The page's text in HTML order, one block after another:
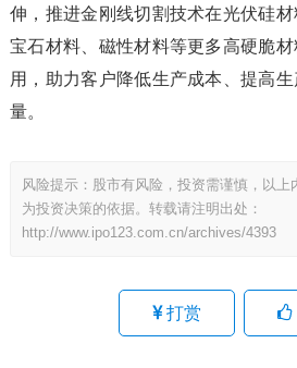
伸，推进金刚线切割技术在光伏硅
宝石材料、磁性材料等更多高硬脆
用，助力客户降低生产成本、提高
量。
风险提示：股市有风险，投资需谨慎，以
为投资决策的依据。转载请注明出处：
http://www.ipo123.com.cn/archives/4393
打赏